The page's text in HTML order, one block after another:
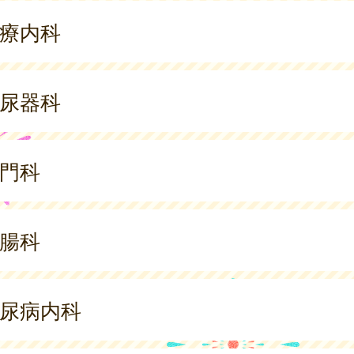
内科
器科
科
科
病内科